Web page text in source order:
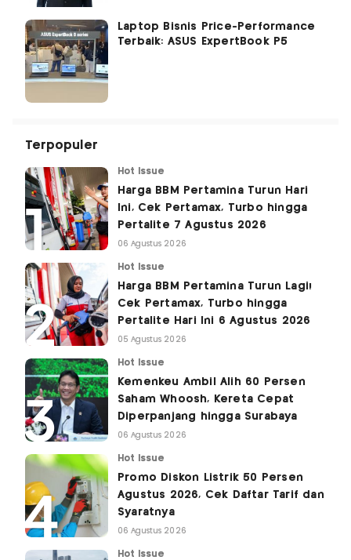
Laptop Bisnis Price-Performance
Terbaik: ASUS ExpertBook P5
Terpopuler
Hot Issue
Harga BBM Pertamina Turun Hari
Ini, Cek Pertamax, Turbo hingga
Pertalite 7 Agustus 2026
06 Agustus 2026
Hot Issue
Harga BBM Pertamina Turun Lagi!
Cek Pertamax, Turbo hingga
Pertalite Hari Ini 6 Agustus 2026
05 Agustus 2026
Hot Issue
Kemenkeu Ambil Alih 60 Persen
Saham Whoosh, Kereta Cepat
Diperpanjang hingga Surabaya
06 Agustus 2026
Hot Issue
Promo Diskon Listrik 50 Persen
Agustus 2026, Cek Daftar Tarif dan
Syaratnya
06 Agustus 2026
Hot Issue